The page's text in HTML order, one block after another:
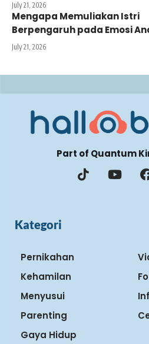
July 21, 2026
Mengapa Memuliakan Istri
Berpengaruh pada Emosi
July 21, 2026
Part of Quantum
Kategori
Pernikahan
Kehamilan
Menyusui
Parenting
Gaya Hidup